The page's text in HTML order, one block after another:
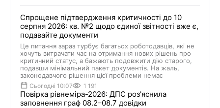
Спрощене підтвердження критичності до 10
серпня 2026: кв. №2 щодо єдиної звітності вже є,
подавайте документи
Це питання зараз турбує багатьох роботодавців, які не
хочуть витрачати час на отримання нових рішень про
критичний статус, а бажають подовжити дію старого,
подавши мінімальний пакет документів. На жаль,
законодавчого рішення цієї проблеми немає
Сьогодні 10:07 1 191
Повірка рівнеміра-2026: ДПС роз'яснила
заповнення граф 08.2–08.7 довідки